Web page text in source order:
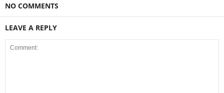
NO COMMENTS
LEAVE A REPLY